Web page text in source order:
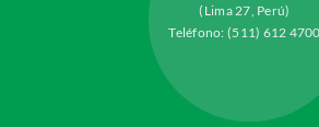
(Lima 27, Perú)
Teléfono: (511) 612 4700